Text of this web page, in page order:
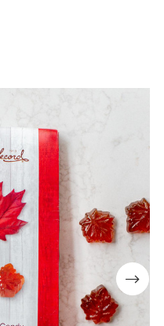
toi à notre
10% de
⬇